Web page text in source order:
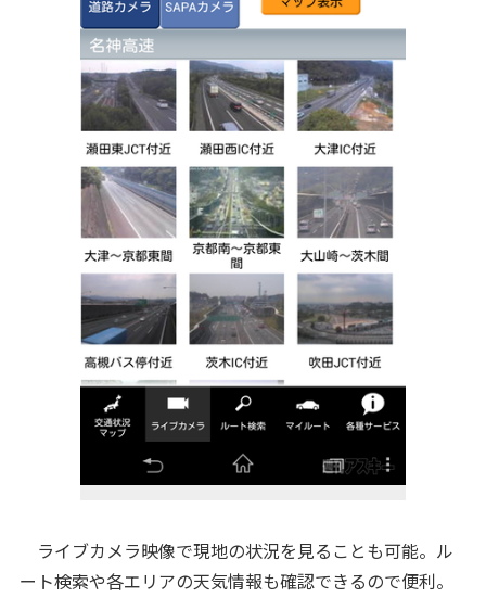
ライブカメラ映像で現地の状況を見ることも可能。ル
ート検索や各エリアの天気情報も確認できるので便利。